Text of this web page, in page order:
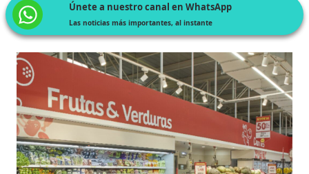
Únete a nuestro canal en WhatsApp
Las noticias más importantes, al instante